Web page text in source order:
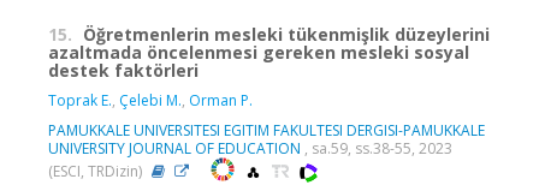
15. Öğretmenlerin mesleki tükenmişlik düzeylerini
azaltmada öncelenmesi gereken mesleki sosyal
destek faktörleri
Toprak E., Çelebi M., Orman P.
PAMUKKALE UNIVERSITESI EGITIM FAKULTESI DERGISI-PAMUKKALE
UNIVERSITY JOURNAL OF EDUCATION , sa.59, ss.38-55, 2023
(ESCI, TRDizin)